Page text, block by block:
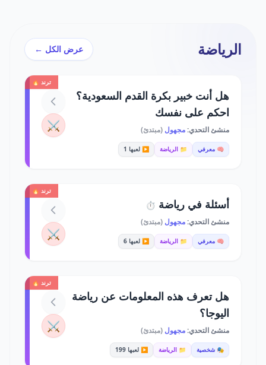
الرياضة عرض الكل ←
ترند 🔥
هل أنت خبير بكرة القدم السعودية؟
احكم على نفسك
منشئ التحدي:مجهول (مبتدئ)
🧠 معرفي 📁 الرياضة ▶️ لعبها 1
⚔️
ترند 🔥
أسئلة في رياضة ⏱️
منشئ التحدي:مجهول (مبتدئ)
🧠 معرفي 📁 الرياضة ▶️ لعبها 6 ⚔️
ترند 🔥
هل تعرف هذه المعلومات عن رياضة
اليوجا؟
منشئ التحدي:مجهول (مبتدئ)
🎭 شخصية 📁 الرياضة ▶️ لعبها 199
⚔️